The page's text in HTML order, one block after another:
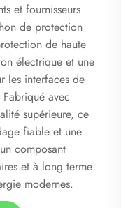
et fournisseurs
de protection
de haute
électrique et une
les interfaces de
avec
supérieure, ce
fiable et une
composant
et à long terme
modernes.